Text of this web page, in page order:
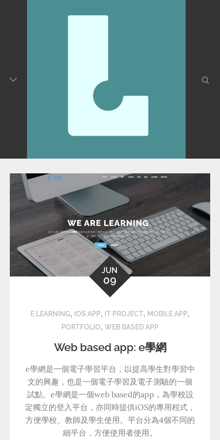
JUN
09
E LEARNING, IOS APP, IT PROJECT, MOBILE APP,
PORTFOLIO, WEB BASED APP
Web based app: e學網
e學網是一個電子學習平台，以提高學生對學習中
文的興趣，也是一個電子學習及電子測驗的一個
試點。e學網是一個web based的app，為學校設
定獨立的登入平台，亦同時提供iOS的專用程式，
方便學校、教師及學生使用。平台分為4個不同的
細平台，方便使用者使用。